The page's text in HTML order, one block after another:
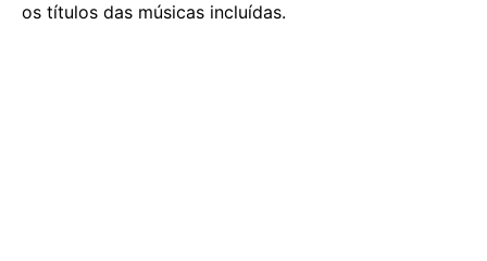
os títulos das músicas incluídas.